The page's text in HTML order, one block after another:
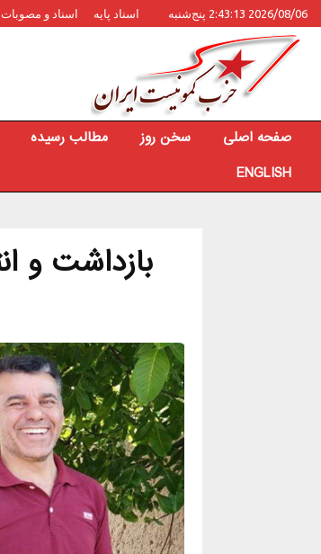
2026/08/06 2:43:13 پنج‌شنبه اسناد پایه اسناد و مصوبات
صفحه اصلی سخن روز مطالب رسیده
ENGLISH